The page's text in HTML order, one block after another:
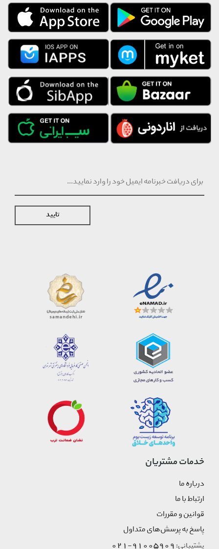
تایید
خدمات مشتریان
درباره ما
ارتباط با ما
قوانین و مقررات
پاسخ به پرسش‌های متداول
پشتیبانی: 91005909-021